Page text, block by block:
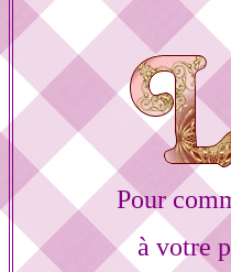
Pour
à votre